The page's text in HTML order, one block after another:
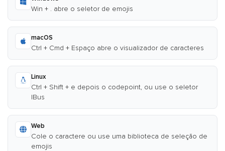
Win + . abre o seletor de emojis
macOS
Ctrl + Cmd + Espaço abre o visualizador de caracteres
Linux
Ctrl + Shift + e depois o codepoint, ou use o seletor
IBus
Web
Cole o caractere ou use uma biblioteca de seleção de
emojis